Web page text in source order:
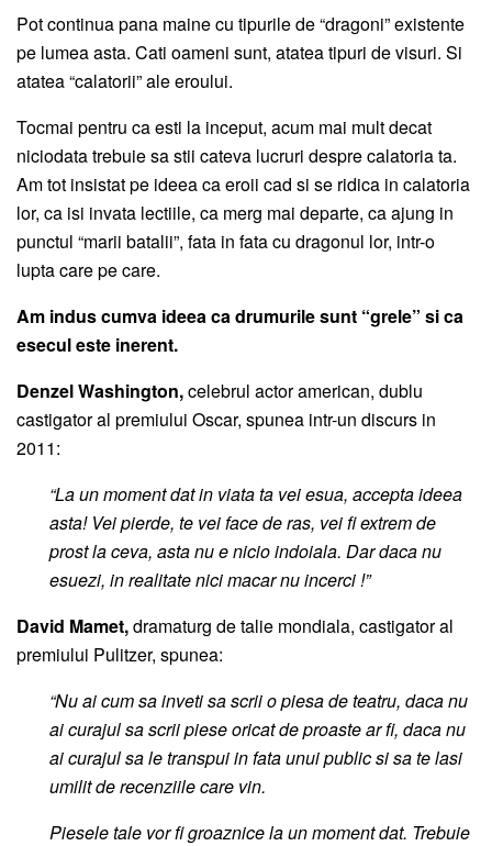
Pot continua pana maine cu tipurile de “dragoni” existente
pe lumea asta. Cati oameni sunt, atatea tipuri de visuri. Si
atatea “calatorii” ale eroului.
Tocmai pentru ca esti la inceput, acum mai mult decat
niciodata trebuie sa stii cateva lucruri despre calatoria ta.
Am tot insistat pe ideea ca eroii cad si se ridica in calatoria
lor, ca isi invata lectiile, ca merg mai departe, ca ajung in
punctul “marii batalii”, fata in fata cu dragonul lor, intr-o
lupta care pe care.
Am indus cumva ideea ca drumurile sunt “grele” si ca
esecul este inerent.
Denzel Washington,celebrul actor american, dublu
castigator al premiului Oscar, spunea intr-un discurs in
2011:
“La un moment dat in viata ta vei esua, accepta ideea
asta! Vei pierde, te vei face de ras, vei fi extrem de
prost la ceva, asta nu e nicio indoiala. Dar daca nu
esuezi, in realitate nici macar nu incerci !”
David Mamet,dramaturg de talie mondiala, castigator al
premiului Pulitzer, spunea:
“Nu ai cum sa inveti sa scrii o piesa de teatru, daca nu
ai curajul sa scrii piese oricat de proaste ar fi, daca nu
ai curajul sa le transpui in fata unui public si sa te lasi
umilit de recenziile care vin.
Piesele tale vor fi groaznice la un moment dat. Trebuie